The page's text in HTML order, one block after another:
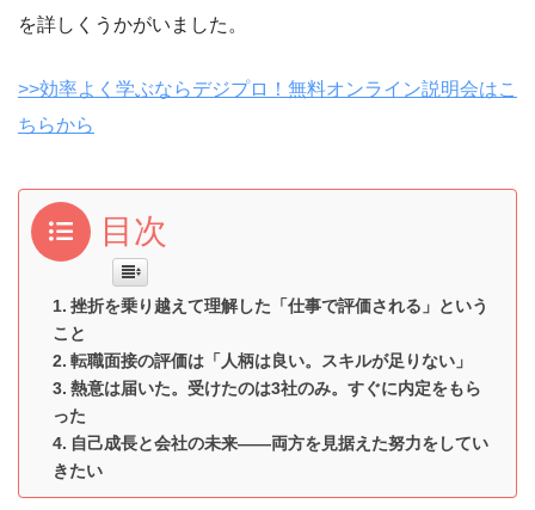
を詳しくうかがいました。
>>効率よく学ぶならデジプロ！無料オンライン説明会はこ
ちらから
目次
挫折を乗り越えて理解した「仕事で評価される」という
こと
転職面接の評価は「人柄は良い。スキルが足りない」
熱意は届いた。受けたのは3社のみ。すぐに内定をもら
った
自己成長と会社の未来――両方を見据えた努力をしてい
きたい